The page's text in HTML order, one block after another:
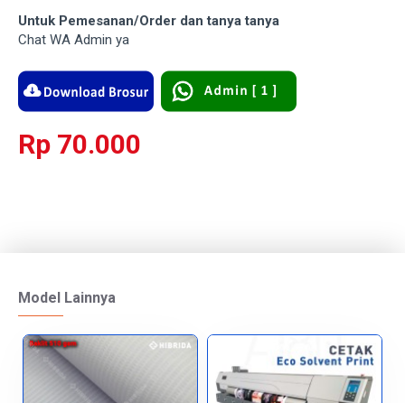
Untuk Pemesanan/Order dan tanya tanya
Chat WA Admin ya
Rp 70.000
Model Lainnya